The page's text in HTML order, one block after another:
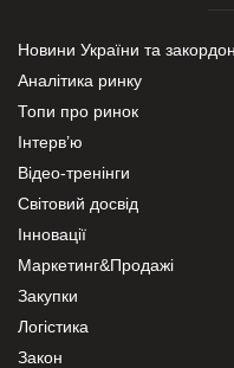
Новини України та
Аналітика ринку
Топи про ринок
Інтерв’ю
Відео-тренінги
Світовий досвід
Інновації
Маркетинг&Продажі
Закупки
Логістика
Закон